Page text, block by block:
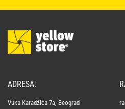
ADRESA:
Vuka Karadžića 7a, Beograd